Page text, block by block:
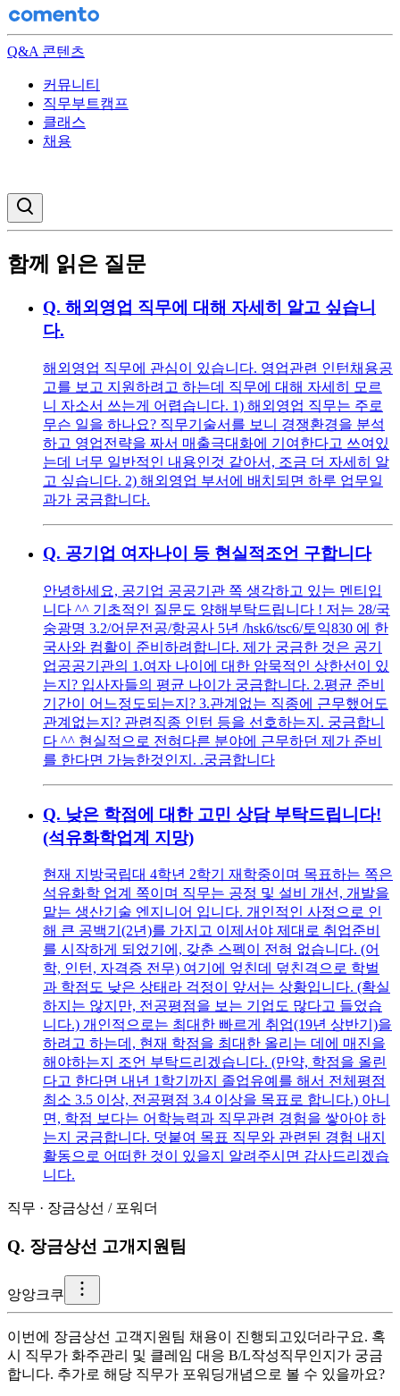
Q&A 콘텐츠
커뮤니티
직무부트캠프
클래스
채용
함께 읽은 질문
Q. 해외영업 직무에 대해 자세히 알고 싶습니
다.
해외영업 직무에 관심이 있습니다. 영업관련 인턴채용공
고를 보고 지원하려고 하는데 직무에 대해 자세히 모르
니 자소서 쓰는게 어렵습니다. 1) 해외영업 직무는 주로
무슨 일을 하나요? 직무기술서를 보니 경쟁환경을 분석
하고 영업전략을 짜서 매출극대화에 기여한다고 쓰여있
는데 너무 일반적인 내용인것 같아서, 조금 더 자세히 알
고 싶습니다. 2) 해외영업 부서에 배치되면 하루 업무일
과가 궁금합니다.
Q. 공기업 여자나이 등 현실적조언 구합니다
안녕하세요, 공기업 공공기관 쪽 생각하고 있는 멘티입
니다 ^^ 기초적인 질문도 양해부탁드립니다 ! 저는 28/국
숭광명 3.2/어문전공/항공사 5년 /hsk6/tsc6/토익830 에 한
국사와 컴활이 준비하려합니다. 제가 궁금한 것은 공기
업공공기관의 1.여자 나이에 대한 암묵적인 상한선이 있
는지? 입사자들의 평균 나이가 궁금합니다. 2.평균 준비
기간이 어느정도되는지? 3.관계없는 직종에 근무했어도
관계없는지? 관련직종 인턴 등을 선호하는지. 궁금합니
다 ^^ 현실적으로 전혀다른 분야에 근무하던 제가 준비
를 한다면 가능한것인지. .궁금합니다
Q. 낮은 학점에 대한 고민 상담 부탁드립니다!
(석유화학업계 지망)
현재 지방국립대 4학년 2학기 재학중이며 목표하는 쪽은
석유화학 업계 쪽이며 직무는 공정 및 설비 개선, 개발을
맡는 생산기술 엔지니어 입니다. 개인적인 사정으로 인
해 큰 공백기(2년)를 가지고 이제서야 제대로 취업준비
를 시작하게 되었기에, 갖춘 스펙이 전혀 없습니다. (어
학, 인턴, 자격증 전무) 여기에 엎친데 덮친격으로 학벌
과 학점도 낮은 상태라 걱정이 앞서는 상황입니다. (확실
하지는 않지만, 전공평점을 보는 기업도 많다고 들었습
니다.) 개인적으로는 최대한 빠르게 취업(19년 상반기)을
하려고 하는데, 현재 학점을 최대한 올리는 데에 매진을
해야하는지 조언 부탁드리겠습니다. (만약, 학점을 올린
다고 한다면 내년 1학기까지 졸업유예를 해서 전체평점
최소 3.5 이상, 전공평점 3.4 이상을 목표로 합니다.) 아니
면, 학점 보다는 어학능력과 직무관련 경험을 쌓아야 하
는지 궁금합니다. 덧붙여 목표 직무와 관련된 경험 내지
활동으로 어떠한 것이 있을지 알려주시면 감사드리겠습
니다.
직무 · 장금상선 / 포워더
Q. 장금상선 고개지원팀
앙앙크쿠
이번에 장금상선 고객지원팀 채용이 진행되고있더라구요. 혹
시 직무가 화주관리 및 클레임 대응 B/L작성직무인지가 궁금
합니다. 추가로 해당 직무가 포워딩개념으로 볼 수 있을까요?